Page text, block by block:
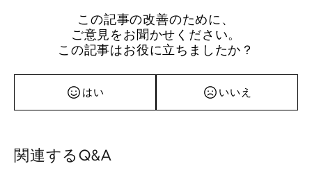
この記事の改善のために、
ご意見をお聞かせください。
この記事はお役に立ちましたか？
はい いいえ
関連するQ&A